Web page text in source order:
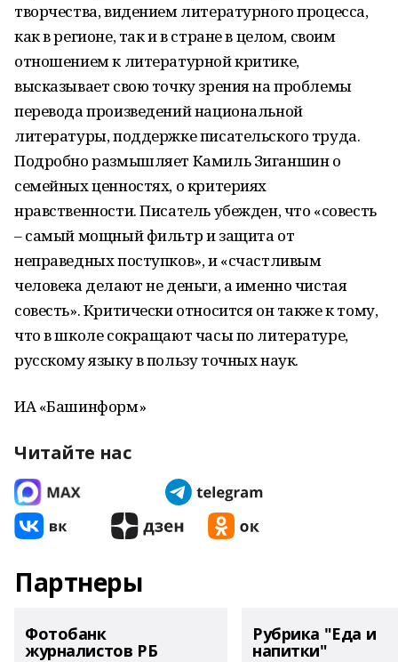
творчества, видением литературного процесса,
как в регионе, так и в стране в целом, своим
отношением к литературной критике,
высказывает свою точку зрения на проблемы
перевода произведений национальной
литературы, поддержке писательского труда.
Подробно размышляет Камиль Зиганшин о
семейных ценностях, о критериях
нравственности. Писатель убежден, что «совесть
– самый мощный фильтр и защита от
неправедных поступков», и «счастливым
человека делают не деньги, а именно чистая
совесть». Критически относится он также к тому,
что в школе сокращают часы по литературе,
русскому языку в пользу точных наук.
ИА «Башинформ»
Читайте нас
Партнеры
Фотобанк
журналистов РБ
Рубрика "Еда и
напитки"